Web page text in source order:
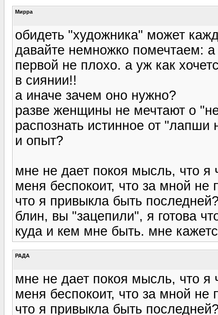
Мирра
обидеть "художника" может
давайте немножко помечтаем: а
первой не плохо. а уж как
в сиянии!!
а иначе зачем оно нужно?
разве женщины не мечтают о
распознать истинное от
и опыт?
мне не дает покоя мысль, что я
меня беспокоит, что за мной не
что я привыкла быть
блин, вы "зацепили", я готова
куда и кем мне быть. мне
РАДА
мне не дает покоя мысль, что я
меня беспокоит, что за мной не
что я привыкла быть